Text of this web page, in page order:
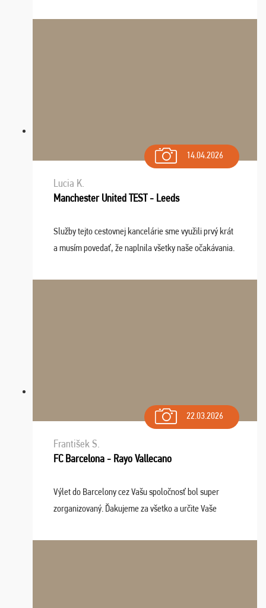
Navštívili sme aj zábavný park Legendia, previe ...
14.04.2026
Lucia K.
Manchester United TEST - Leeds
Služby tejto cestovnej kancelárie sme využili prvý krát
a musím povedať, že naplnila všetky naše očakávania.
dispozícii nonstop (milí, profesionálni ...
22.03.2026
František S.
FC Barcelona - Rayo Vallecano
Výlet do Barcelony cez Vašu spoločnosť bol super
zorganizovaný. Ďakujeme za všetko a určite Vaše